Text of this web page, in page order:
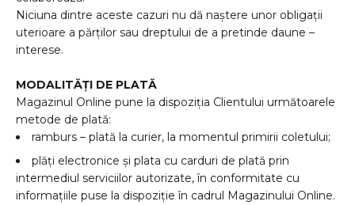
Niciuna dintre aceste cazuri nu dă naștere unor obligații
uterioare a părților sau dreptului de a pretinde daune –
interese.
MODALITĂȚI DE PLATĂ
Magazinul Online pune la dispoziția Clientului următoarele
metode de plată:
ramburs – plată la curier, la momentul primirii coletului;
plăți electronice și plata cu carduri de plată prin
intermediul serviciilor autorizate, în conformitate cu
informațiile puse la dispoziție în cadrul Magazinului Online.